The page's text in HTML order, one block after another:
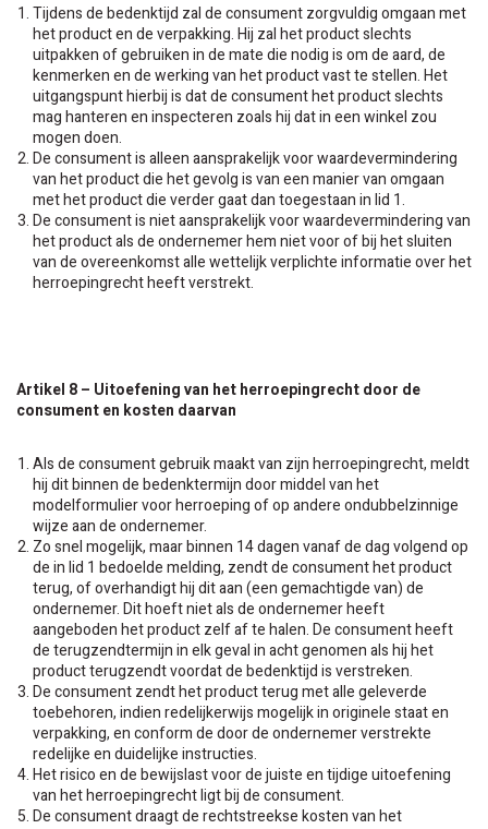
Tijdens de bedenktijd zal de consument zorgvuldig omgaan met
het product en de verpakking. Hij zal het product slechts
uitpakken of gebruiken in de mate die nodig is om de aard, de
kenmerken en de werking van het product vast te stellen. Het
uitgangspunt hierbij is dat de consument het product slechts
mag hanteren en inspecteren zoals hij dat in een winkel zou
mogen doen.
De consument is alleen aansprakelijk voor waardevermindering
van het product die het gevolg is van een manier van omgaan
met het product die verder gaat dan toegestaan in lid 1.
De consument is niet aansprakelijk voor waardevermindering van
het product als de ondernemer hem niet voor of bij het sluiten
van de overeenkomst alle wettelijk verplichte informatie over het
herroepingrecht heeft verstrekt.
Artikel 8 – Uitoefening van het herroepingrecht door de
consument en kosten daarvan
Als de consument gebruik maakt van zijn herroepingrecht, meldt
hij dit binnen de bedenktermijn door middel van het
modelformulier voor herroeping of op andere ondubbelzinnige
wijze aan de ondernemer.
Zo snel mogelijk, maar binnen 14 dagen vanaf de dag volgend op
de in lid 1 bedoelde melding, zendt de consument het product
terug, of overhandigt hij dit aan (een gemachtigde van) de
ondernemer. Dit hoeft niet als de ondernemer heeft
aangeboden het product zelf af te halen. De consument heeft
de terugzendtermijn in elk geval in acht genomen als hij het
product terugzendt voordat de bedenktijd is verstreken.
De consument zendt het product terug met alle geleverde
toebehoren, indien redelijkerwijs mogelijk in originele staat en
verpakking, en conform de door de ondernemer verstrekte
redelijke en duidelijke instructies.
Het risico en de bewijslast voor de juiste en tijdige uitoefening
van het herroepingrecht ligt bij de consument.
De consument draagt de rechtstreekse kosten van het